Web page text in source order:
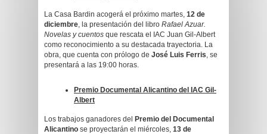
La Casa Bardin acogerá el próximo martes, 12 de
diciembre, la presentación del libro Rafael Azuar.
Novelas y cuentos que rescata el IAC Juan Gil-Albert
como reconocimiento a su destacada trayectoria. La
obra, que cuenta con prólogo de José Luis Ferris, se
presentará a las 19:00 horas.
Premio Documental Alicantino del IAC Gil-
Albert
Los trabajos ganadores del
Premio del Documental
Alicantino se proyectarán el miércoles, 13 de